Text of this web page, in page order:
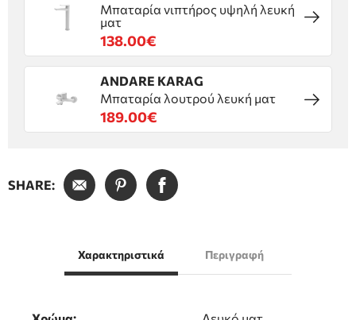
Μπαταρία νιπτήρος υψηλή λευκή
ματ
138.00€
ANDARE KARAG
Μπαταρία λουτρού λευκή ματ
189.00€
SHARE:
Χαρακτηριστικά Περιγραφή